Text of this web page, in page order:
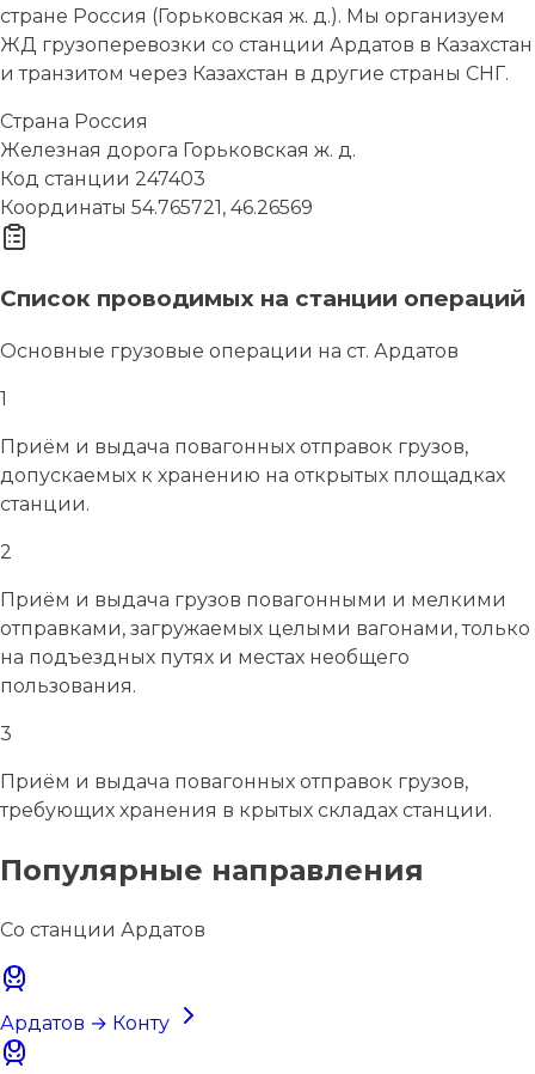
стране Россия (Горьковская ж. д.). Мы организуем
ЖД грузоперевозки со станции Ардатов в Казахстан
и транзитом через Казахстан в другие страны СНГ.
Страна Россия
Железная дорога Горьковская ж. д.
Код станции 247403
Координаты 54.765721, 46.26569
Список проводимых на станции операций
Основные грузовые операции на ст. Ардатов
1
Приём и выдача повагонных отправок грузов,
допускаемых к хранению на открытых площадках
станции.
2
Приём и выдача грузов повагонными и мелкими
отправками, загружаемых целыми вагонами, только
на подъездных путях и местах необщего
пользования.
3
Приём и выдача повагонных отправок грузов,
требующих хранения в крытых складах станции.
Популярные направления
Со станции Ардатов
Ардатов → Конту